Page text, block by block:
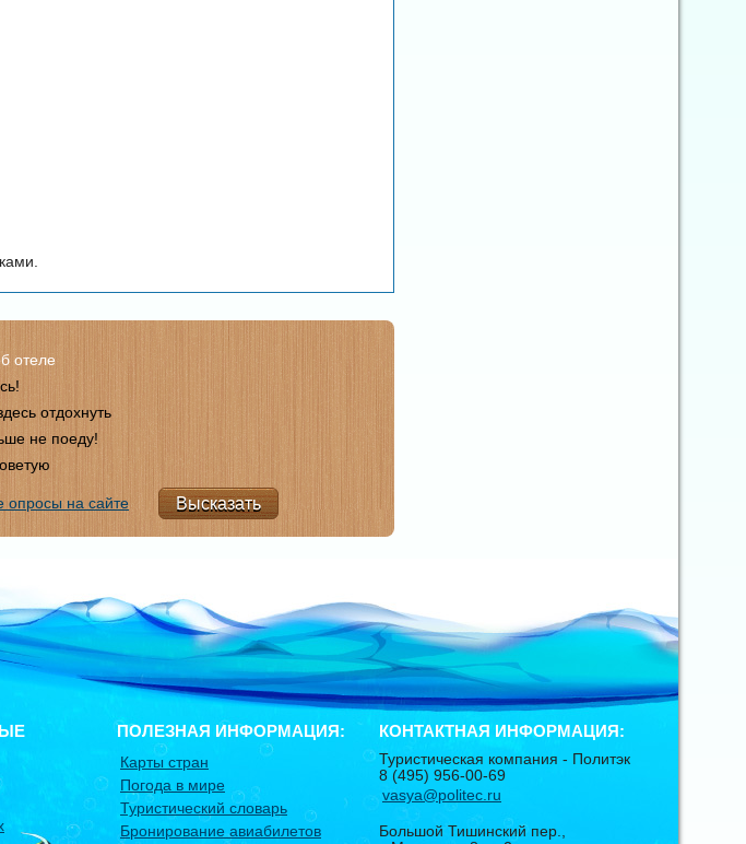
отеле
отдохнуть
не поеду!
опросы на сайте
ПОЛЕЗНАЯ ИНФОРМАЦИЯ:
Карты стран
Погода в мире
Туристический словарь
Бронирование авиабилетов
КОНТАКТНАЯ ИНФОРМАЦИЯ:
Туристическая компания - Политэк
8 (495) 956-00-69
vasya@politec.ru
Большой Тишинский пер.,